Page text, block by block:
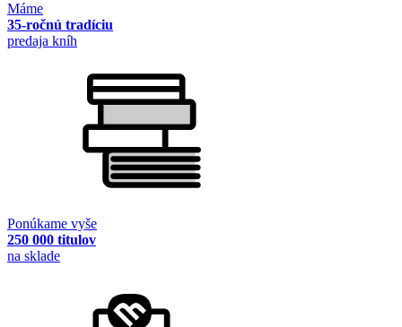
Máme
35-ročnú tradíciu
predaja kníh
Ponúkame vyše
250 000 titulov
na sklade